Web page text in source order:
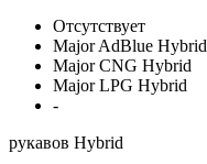
Отсутствует
Major AdBlue Hybrid
Major CNG Hybrid
Major LPG Hybrid
-
рукавов Hybrid